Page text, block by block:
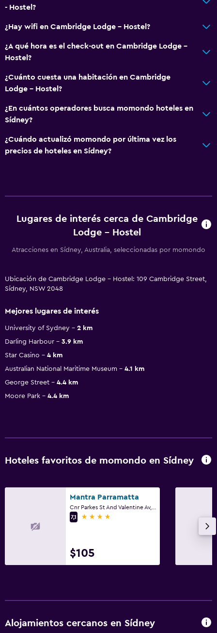
- Hostel?
¿Hay wifi en Cambridge Lodge - Hostel?
¿A qué hora es el check-out en Cambridge Lodge -
Hostel?
¿Cuánto cuesta una habitación en Cambridge
Lodge - Hostel?
¿En cuántos operadores busca momondo hoteles en
Sídney?
¿Cuándo actualizó momondo por última vez los
precios de hoteles en Sídney?
Lugares de interés cerca de Cambridge
Lodge - Hostel
Atracciones en Sídney, Australia, seleccionadas por momondo
Ubicación de Cambridge Lodge - Hostel: 109 Cambridge Street,
Sídney, NSW 2048
Mejores lugares de interés
University of Sydney
2 km
Darling Harbour
3.9 km
Star Casino
4 km
Australian National Maritime Museum
4.1 km
George Street
4.4 km
Moore Park
4.4 km
Hoteles favoritos de momondo en Sídney
Mantra Parramatta
7,1
4 estrellas
$105
Alojamientos cercanos en Sídney